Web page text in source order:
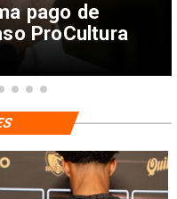
pago de
ProCultura